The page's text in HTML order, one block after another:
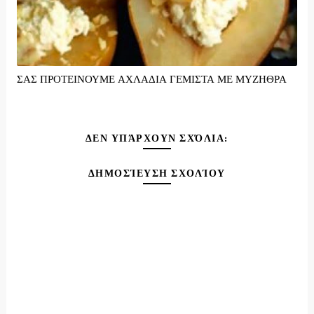
ΣΑΣ ΠΡΟΤΕΙΝΟΥΜΕ ΑΧΛΑΔΙΑ ΓΕΜΙΣΤΑ ΜΕ ΜΥΖΗΘΡΑ
ΔΕΝ ΥΠΆΡΧΟΥΝ ΣΧΌΛΙΑ:
ΔΗΜΟΣΊΕΥΣΗ ΣΧΟΛΊΟΥ